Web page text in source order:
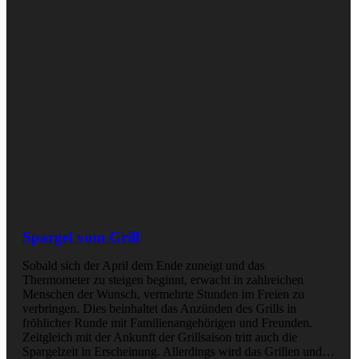
Spargel vom Grill
Sobald sich der April dem Ende zuneigt und das
Thermometer zu steigen beginnt, erwacht in zahlreichen
Menschen der Wunsch, vermehrte Stunden im Freien zu
verbringen. Dies beinhaltet das Anzünden des Grills in
fröhlicher Runde mit Familienangehörigen und Freunden.
Zeitgleich mit der Ankunft der Grillsaison tritt auch die
Spargelzeit in Erscheinung. Allerdings wird das Grillen und…